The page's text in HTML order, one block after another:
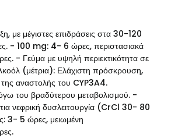
μέγιστες επιδράσεις στα 30-120
- 100 mg: 4- 6 ώρες, περιστασιακά
- Γεύμα με υψηλή περιεκτικότητα σε
(μέτρια): Ελάχιστη πρόσκρουση,
αναστολής του CYP3A4.
του βραδύτερου μεταβολισμού. -
νεφρική δυσλειτουργία (CrCl 30- 80
3- 5 ώρες, μειωμένη